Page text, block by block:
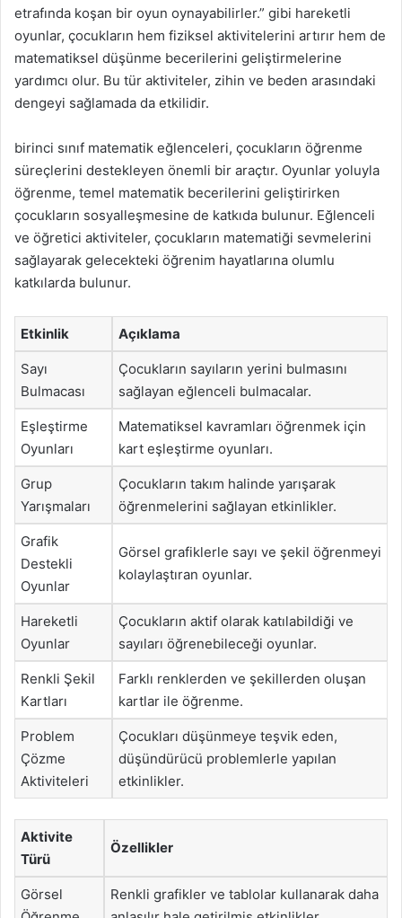
etrafında koşan bir oyun oynayabilirler.” gibi hareketli
oyunlar, çocukların hem fiziksel aktivitelerini artırır hem de
matematiksel düşünme becerilerini geliştirmelerine
yardımcı olur. Bu tür aktiviteler, zihin ve beden arasındaki
dengeyi sağlamada da etkilidir.
birinci sınıf matematik eğlenceleri, çocukların öğrenme
süreçlerini destekleyen önemli bir araçtır. Oyunlar yoluyla
öğrenme, temel matematik becerilerini geliştirirken
çocukların sosyalleşmesine de katkıda bulunur. Eğlenceli
ve öğretici aktiviteler, çocukların matematiği sevmelerini
sağlayarak gelecekteki öğrenim hayatlarına olumlu
katkılarda bulunur.
Etkinlik Açıklama
Sayı
Bulmacası
Çocukların sayıların yerini bulmasını
sağlayan eğlenceli bulmacalar.
Eşleştirme
Oyunları
Matematiksel kavramları öğrenmek için
kart eşleştirme oyunları.
Grup
Yarışmaları
Çocukların takım halinde yarışarak
öğrenmelerini sağlayan etkinlikler.
Grafik
Destekli
Oyunlar
Görsel grafiklerle sayı ve şekil öğrenmeyi
kolaylaştıran oyunlar.
Hareketli
Oyunlar
Çocukların aktif olarak katılabildiği ve
sayıları öğrenebileceği oyunlar.
Renkli Şekil
Kartları
Farklı renklerden ve şekillerden oluşan
kartlar ile öğrenme.
Problem
Çözme
Aktiviteleri
Çocukları düşünmeye teşvik eden,
düşündürücü problemlerle yapılan
etkinlikler.
Aktivite
Türü
Özellikler
Görsel
Renkli grafikler ve tablolar kullanarak daha